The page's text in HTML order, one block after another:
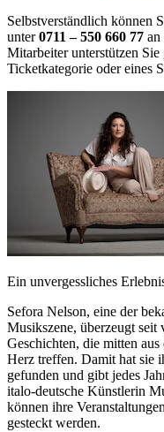
Selbstverständlich können
unter0711 – 550 660 77 an
Mitarbeiter unterstützen Sie
Ticketkategorie oder eines
Ein unvergessliches
Sefora Nelson, eine der
Musikszene, überzeugt
Geschichten, die mitten
Herz treffen. Damit hat sie
gefunden und gibt jedes
italo-deutsche Künstlerin
können ihre
gesteckt werden.